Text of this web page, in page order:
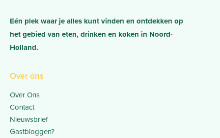
Eén plek waar je alles kunt vinden en ontdekken op
het gebied van eten, drinken en koken in Noord-
Holland.
Over ons
Over Ons
Contact
Nieuwsbrief
Gastbloggen?